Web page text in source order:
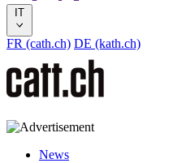
IT
FR (cath.ch) DE (kath.ch)
News